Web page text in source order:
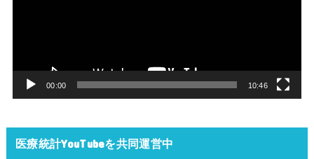
00:00 10:46
医療統計YouTubeを共同運営中